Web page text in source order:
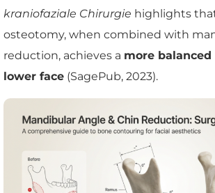
kraniofaziale Chirurgie highlights
osteotomy, when combined with
reduction, achieves a more
lower face (SagePub, 2023).